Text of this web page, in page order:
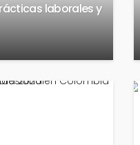
laborales y